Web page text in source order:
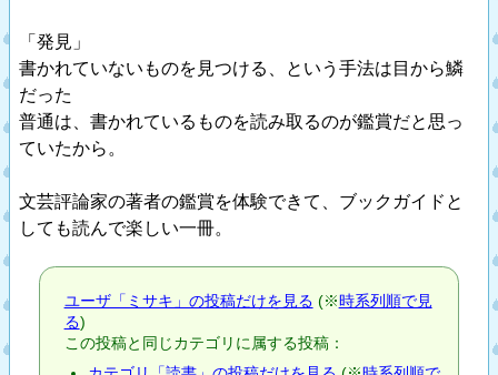
「発見」
書かれていないものを見つける、という手法は目から鱗
だった
普通は、書かれているものを読み取るのが鑑賞だと思っ
ていたから。
文芸評論家の著者の鑑賞を体験できて、ブックガイドと
しても読んで楽しい一冊。
ユーザ「ミサキ」の投稿だけを見る (※時系列順で見
る)
この投稿と同じカテゴリに属する投稿：